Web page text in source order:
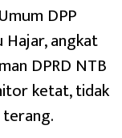
DPP
Hajar, angkat
DPRD NTB
ketat, tidak